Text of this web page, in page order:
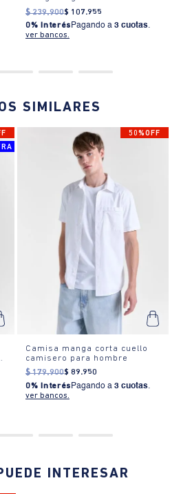
para hombre
$ 239.900$ 107.955
0% Interés Pagando a 3 cuotas.
ver bancos.
SIMILARES
50%OFF
Camisa manga corta cuello
camisero para hombre
$ 179.900$ 89.950
0% Interés Pagando a 3 cuotas.
ver bancos.
INTERESAR